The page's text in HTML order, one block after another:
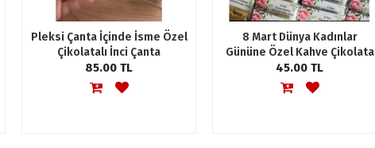
Pleksi Çanta İçinde İsme Özel
Çikolatalı İnci Çanta
Anahtarlık Hediyesi
85.00 TL
8 Mart Dünya Kadınlar
Gününe Özel Kahve Çikolata
Hediyelik
45.00 TL